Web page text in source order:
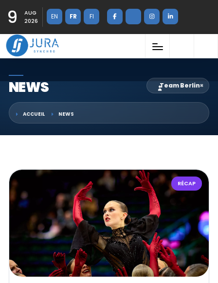
9
AUG
2026
EN FR FI
NEWS Team Berlin×
ACCUEIL NEWS
RÉCAP